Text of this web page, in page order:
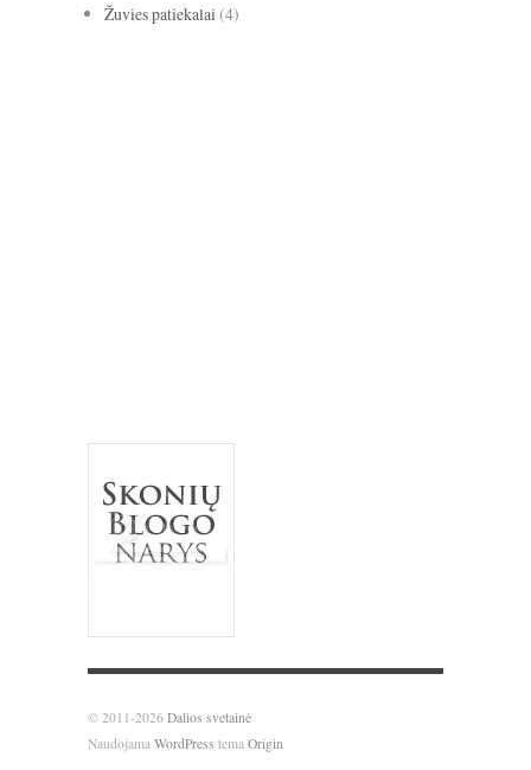
Žuvies patiekalai (4)
© 2011-2026 Dalios svetainė
Naudojama WordPress tema Origin